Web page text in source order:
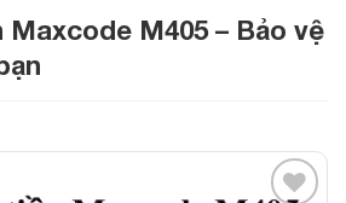
M405 – Bảo vệ